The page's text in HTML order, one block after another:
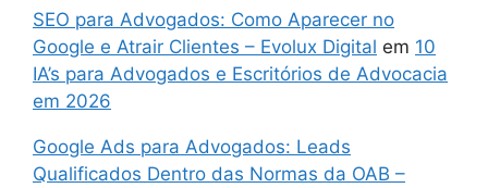
SEO para Advogados: Como Aparecer no
Google e Atrair Clientes – Evolux Digital em 10
IA’s para Advogados e Escritórios de Advocacia
em 2026
Google Ads para Advogados: Leads
Qualificados Dentro das Normas da OAB –